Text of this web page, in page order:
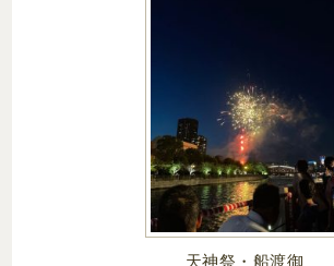
天神祭・船渡御